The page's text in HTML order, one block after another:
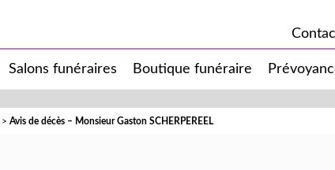
Salons funéraires Boutique funéraire
> Avis de décès – Monsieur Gaston SCHERPEREEL